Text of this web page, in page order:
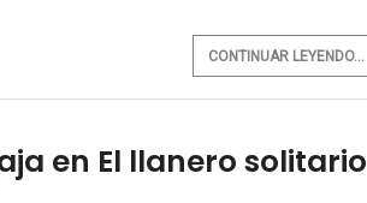
CONTINUAR LEYENDO...
en El llanero solitario